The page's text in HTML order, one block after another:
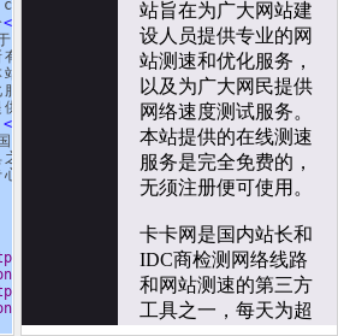
class "flexbox-col">
</
盈利性网站 ，没有 任何收
有 于支付服务器和 网站的
站 建设人员提供专业 的 网 站
服 网民提供 网络 速 度测试服
供 是完全免费的， 无须注
<
国 测网络线路和 网站测速的
之 1万的 网站 提供测速服
心 网赢 得了良好的口 碑和
unpkg.com/ionicons@5.5.2/dist
</script >
unpkg.com/ionicons@5.5.2/dist
script >